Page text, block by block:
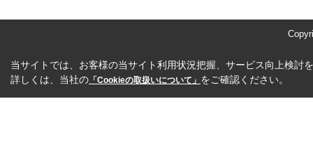
当サイトでは、お客様の当サイト利用状況把握、サービス向上検討
詳しくは、当社の 「Cookieの取扱いについて」 をご確認ください。